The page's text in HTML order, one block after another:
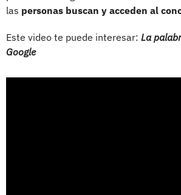
las personas buscan y acceden al
Este video te puede interesar: La
Google